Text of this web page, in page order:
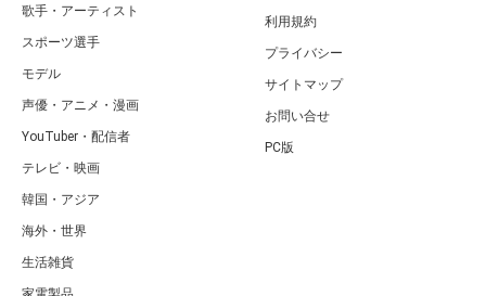
歌手・アーティスト
スポーツ選手
モデル
声優・アニメ・漫画
YouTuber・配信者
テレビ・映画
韓国・アジア
海外・世界
生活雑貨
利用規約
プライバシー
サイトマップ
お問い合せ
PC版